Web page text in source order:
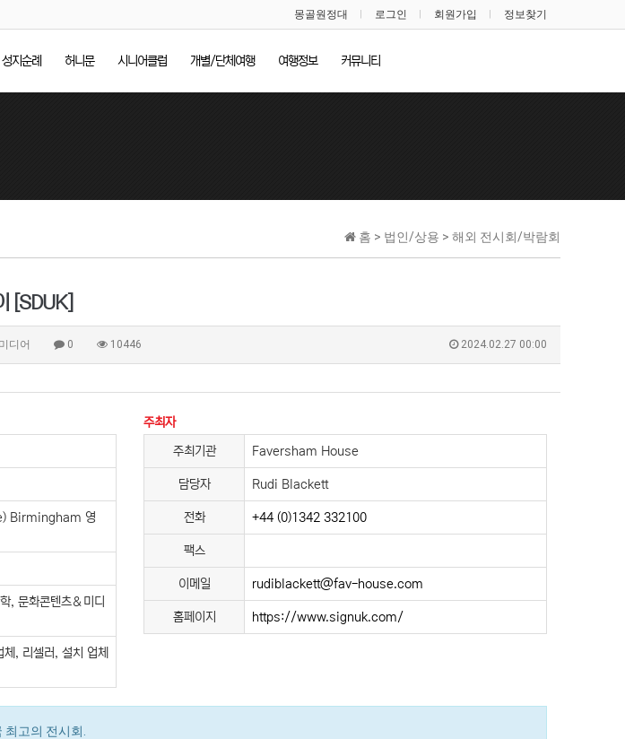
몽골원정대 로그인 회원가입 정보찾기
성지순례 허니문 시니어클럽 개별/단체여행 여행정보 커뮤니티
홈 > 법인/상용 > 해외 전시회/박람회
[SDUK]
디어 0 10446 2024.02.27 00:00
Birmingham 영
, 문화콘텐츠＆미디
, 리셀러, 설치 업체
주최자
주최기관
Faversham House
담당자 Rudi Blackett
전화 +44 (0)1342 332100
팩스
이메일 rudiblackett@fav-house.com
홈페이지 https://www.signuk.com/
고의 전시회.